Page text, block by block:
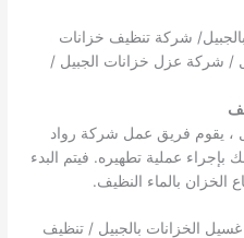
شركة تنظيف خزانات
/ شركة عزل خزانات الجبيل /
، يقوم فريق عمل شركة رواد
بإجراء عملية تطهيره. فيتم البدء
الخزان بالماء النظيف.
الخزانات بالجبيل / تنظيف